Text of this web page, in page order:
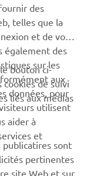
des
telles que la
et de vos
également des
sur les
aux
données, pour
utilisent
aider à
et
bouton ci-
de suivi
liés aux médias
publicatires sont
pertinentes
site Web et sur